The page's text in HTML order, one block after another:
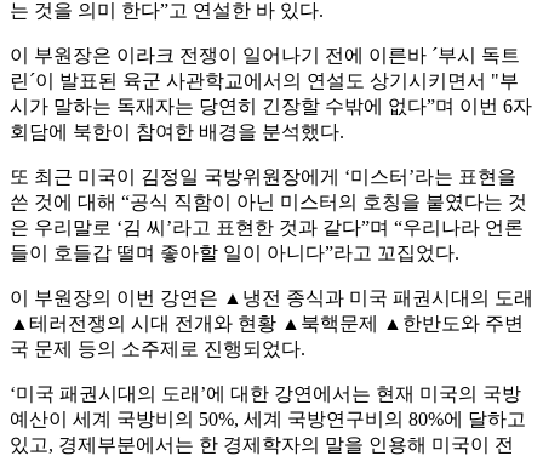
는 것을 의미 한다”고 연설한 바 있다.
이 부원장은 이라크 전쟁이 일어나기 전에 이른바 ´부시 독트
린´이 발표된 육군 사관학교에서의 연설도 상기시키면서 "부
시가 말하는 독재자는 당연히 긴장할 수밖에 없다”며 이번 6자
회담에 북한이 참여한 배경을 분석했다.
또 최근 미국이 김정일 국방위원장에게 ‘미스터’라는 표현을
쓴 것에 대해 “공식 직함이 아닌 미스터의 호칭을 붙였다는 것
은 우리말로 ‘김 씨’라고 표현한 것과 같다”며 “우리나라 언론
들이 호들갑 떨며 좋아할 일이 아니다”라고 꼬집었다.
이 부원장의 이번 강연은 ▲냉전 종식과 미국 패권시대의 도래
▲테러전쟁의 시대 전개와 현황 ▲북핵문제 ▲한반도와 주변
국 문제 등의 소주제로 진행되었다.
‘미국 패권시대의 도래’에 대한 강연에서는 현재 미국의 국방
예산이 세계 국방비의 50%, 세계 국방연구비의 80%에 달하고
있고, 경제부분에서는 한 경제학자의 말을 인용해 미국이 전